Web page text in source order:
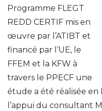
Programme FLEGT
REDD CERTIF mis en
œuvre par l’ATIBT et
financé par l’UE, le
FFEM et la KFW à
travers le PPECF une
étude a été réalisée
l’appui du consultant